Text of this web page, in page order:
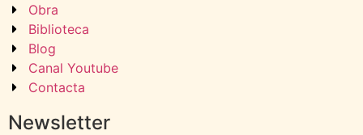
Obra
Biblioteca
Blog
Canal Youtube
Contacta
Newsletter